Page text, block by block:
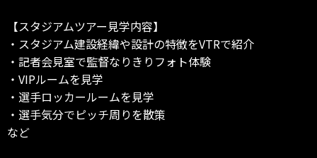
【スタジアムツアー見学内容】
・スタジアム建設経緯や設計の特徴をVTRで紹介
・記者会見室で監督なりきりフォト体験
・VIPルームを見学
・選手ロッカールームを見学
・選手気分でピッチ周りを散策
など